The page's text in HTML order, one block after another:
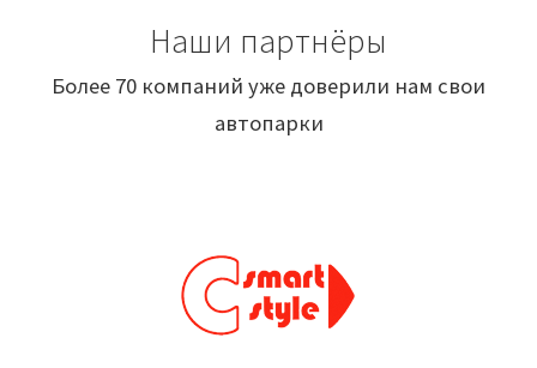
Наши партнёры
Более 70 компаний уже доверили нам свои
автопарки